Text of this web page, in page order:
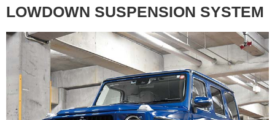
LOWDOWN SUSPENSION SYSTEM